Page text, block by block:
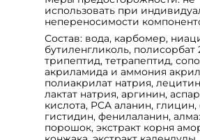
использовать при
непереносимости
Состав: вода, карбомер,
бутиленгликоль, полисорбат
трипептид, тетрапептид,
акриламида и аммония
полиакрилат натрия,
лактат натрия, аргинин,
кислота, PCA аланин,
гистидин, фенилаланин,
порошок, экстракт корня